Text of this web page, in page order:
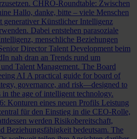
CHRO-Roundtable: Zwischen
Hallo, danke, bitte – viele Menschen
generativer Künstlicher Intelligenz
Dabei entstehen parasoziale
menschliche Beziehungen
Director Talent Development beim
nah dran an Trends rund um
Talent Management. The Board
AI A practical guide for board of
governance, and risk—designed to
in the age of intelligent technology.
Konturen eines neuen Profils Leistung
für den Einstieg in die CEO-Rolle,
werden Risikobereitschaft,
Beziehungsfähigkeit bedeutsam. The